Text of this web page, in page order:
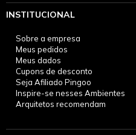
INSTITUCIONAL
Sobre a empresa
Meus pedidos
Meus dados
Cupons de desconto
Seja Afiliado Pingoo
Inspire-se nesses Ambientes
Arquitetos recomendam